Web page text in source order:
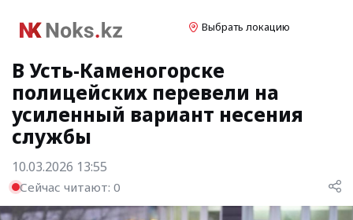
Выбрать локацию
В Усть-Каменогорске
полицейских перевели на
усиленный вариант несения
службы
10.03.2026 13:55
Сейчас читают: 0